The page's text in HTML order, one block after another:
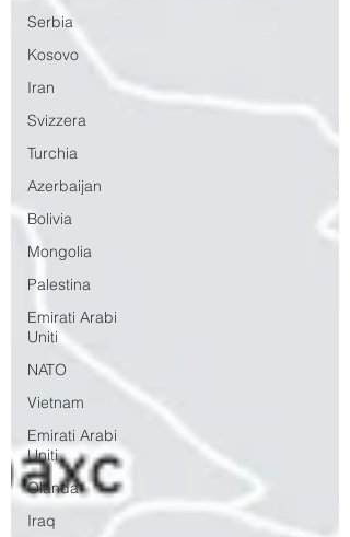
Serbia
Kosovo
Iran
Svizzera
Turchia
Azerbaijan
Bolivia
Mongolia
Palestina
Emirati Arabi
Uniti
NATO
Vietnam
Emirati Arabi
Uniti
Olanda
Iraq